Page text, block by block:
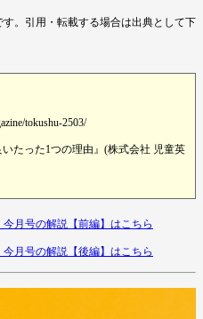
。引用・転載する場合は出典として下
tokushu-2503/
たった1つの理由』(株式会社 児童英
月号の解説【前編】はこちら
月号の解説【後編】はこちら